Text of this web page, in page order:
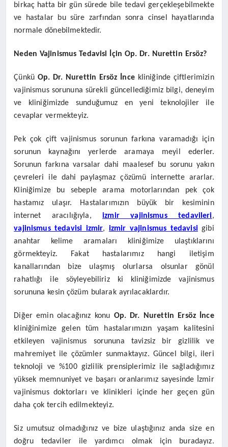
birkaç hatta bir gün sürede bile tedavi gerçekleşebilmekte
ve hastalar bu süre zarfından sonra cinsel hayatlarında
normale dönebilmektedir.
Neden Vajinismus Tedavisi İçin Op. Dr. Nurettin Ersöz?
Çünkü Op. Dr. Nurettin Ersöz İncekliniğinde çiftlerimizin
vajinismus sorununa sürekli güncellediğimiz bilgi, deneyim
ve kliniğimizde sunduğumuz en yeni teknolojiler ile
cevaplar vermekteyiz.
Pek çok çift vajinismus sorunun farkına varamadığı için
sorunun kaynağını yerlerde aramaya meyil ederler.
Sorunun farkına varsalar dahi maalesef bu sorunu yakın
çevreleri ile dahi paylaşmaz çözümü internette ararlar.
Kliniğimize bu sebeple arama motorlarından pek çok
hastamız ulaşır. Hastalarımızın büyük bir kesiminin
internet aracılığıyla,izmir vajinismus tedavileri,
vajinismus tedavisi izmir, izmir vajinismus tedavisigibi
anahtar kelime aramaları kliniğimize ulaştıklarını
görmekteyiz. Fakat hastalarımız hangi iletişim
kanallarından bize ulaşmış olurlarsa olsunlar gönül
rahatlığı ile söyleyebiliriz ki kliniğimizde vajinismus
sorununa kesin çözüm bularak ayrılacaklardır.
Diğer emin olacağınız konu Op. Dr. Nurettin Ersöz İnce
kliniğinimize gelen tüm hastalarımızın yaşam kalitesini
etkileyen vajinismus sorununa tavizsiz bir gizlilik ve
mahremiyet ile çözümler sunmaktayız. Güncel bilgi, ileri
teknoloji ve %100 gizlilik prensiplerimiz ile sağladığımız
yüksek memnuniyet ve başarı oranlarımız sayesinde İzmir
vajinismus doktorları ve klinikleri içinde her geçen gün
daha çok tercih edilmekteyiz.
Siz umutsuz olmadığınız ve bize ulaştığınız anda size en
doğru tedaviler ile yardımcı olmak için buradayız.